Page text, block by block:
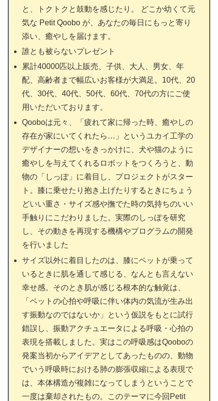
と、トクトクと鼓動を感じたり。 どこか幼くて元
気な Petit Qoobo が、あなたの毎日にもっと寄り
添い、癒やしを届けます。
誰とも被らないプレゼント
累計40000匹以上販売、子供、大人、男女、年
配、高齢者まで幅広いお客様が大満足。10代、20
代、30代、40代、50代、60代、70代の方にご使
用いただいております。
Qooboは元々、「疲れて家に帰った時、癒やしの
存在が家にいてくれたら…」というユカイ工学の
デザイナーの想いをきっかけに、犬や猫のように
癒やしを与えてくれるロボットをつくろうと、動
物の「しっぽ」に着目し、プロジェクトがスター
ト。膝に乗せたり抱き上げたりするときにちょう
どいい重さ・サイズ感や撫でた時の気持ちのいい
手触りにこだわりました。実際のしっぽを研究
し、その動きを再現する機構やプログラムの開発
を行いました
サイズ以外に着目したのは、膝にペットが乗って
いるときに肌を通して感じる、なんとも言えない
幸せ感。そのとき肌が感じる根本的な触覚は、
「ペットの心拍や呼吸に伴い体内の気流が生み出
す振動なのではないか」という仮説をもとに試行
錯誤し、振動アクチュエータによる呼吸・心拍の
表現を搭載しました。実はこの呼吸感はQooboの
発案当初からアイデアとしてあったものの、動物
でいう呼吸時における肺の膨張収縮による表現で
は、本体構造が複雑になってしまうということで
一度は棄却されたもの。このテーマに今回Petit